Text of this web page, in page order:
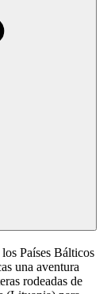
Países Bálticos
una aventura
rodeadas de